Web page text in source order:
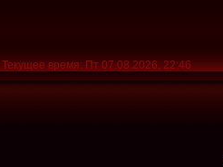
Текущее время: Пт 07.08.2026, 22:46